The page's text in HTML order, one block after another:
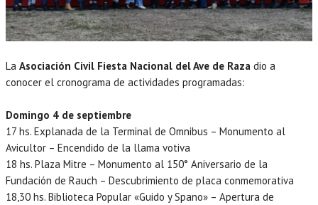
La Asociación Civil Fiesta Nacional del Ave de Raza dio a
conocer el cronograma de actividades programadas:
Domingo 4 de septiembre
17 hs. Explanada de la Terminal de Omnibus – Monumento al
Avicultor – Encendido de la llama votiva
18 hs. Plaza Mitre – Monumento al 150° Aniversario de la
Fundación de Rauch – Descubrimiento de placa conmemorativa
18,30 hs. Biblioteca Popular «Guido y Spano» – Apertura de